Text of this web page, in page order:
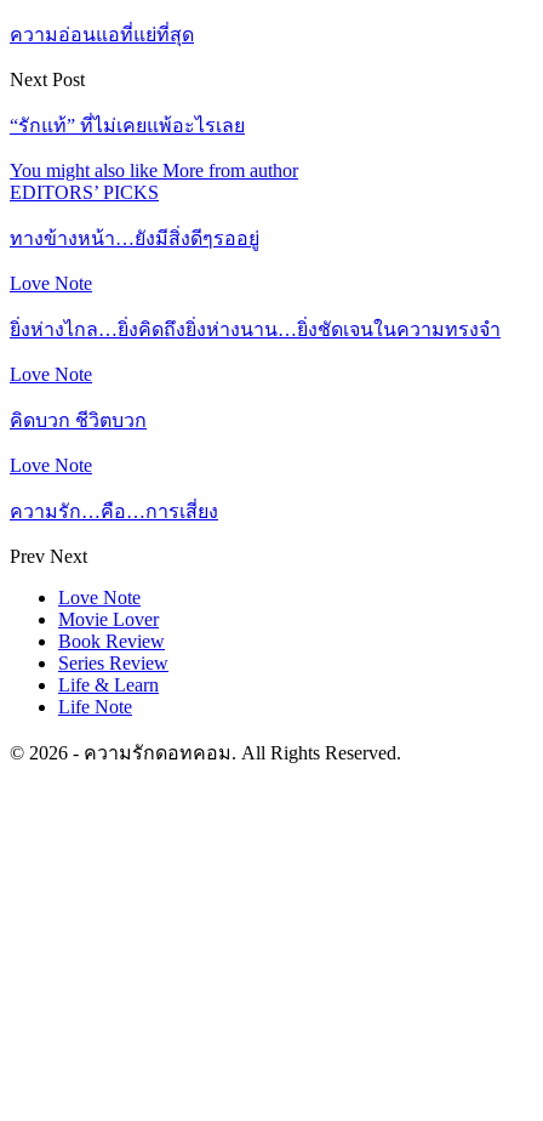
ความอ่อนแอที่แย่ที่สุด
Next Post
“รักแท้” ที่ไม่เคยแพ้อะไรเลย
You might also like More from author
EDITORS’ PICKS
ทางข้างหน้า…ยังมีสิ่งดีๆรออยู่
Love Note
ยิ่งห่างไกล…ยิ่งคิดถึงยิ่งห่างนาน…ยิ่งชัดเจนในความทรงจำ
Love Note
คิดบวก ชีวิตบวก
Love Note
ความรัก…คือ…การเสี่ยง
Prev Next
Love Note
Movie Lover
Book Review
Series Review
Life & Learn
Life Note
© 2026 - ความรักดอทคอม. All Rights Reserved.